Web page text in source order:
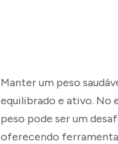
Manter um peso
equilibrado e ativo. No
peso pode ser um
oferecendo